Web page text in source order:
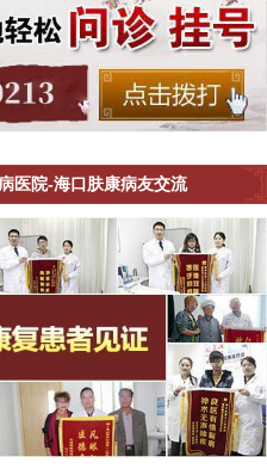
医院-海口肤康病友交流